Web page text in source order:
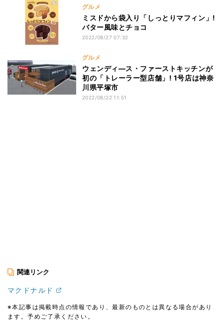
グルメ
ミスドから袋入り「しっとりマフィン」!
バター風味とチョコ
2022/08/27 07:32
グルメ
ウェンディ—ス・ファーストキッチンが
初の「トレーラー型店舗」! 1号店は神奈
川県平塚市
2022/08/22 11:51
関連リンク
マクドナルド
※本記事は掲載時点の情報であり、最新のものとは異なる場合があり
ます。予めご了承ください。